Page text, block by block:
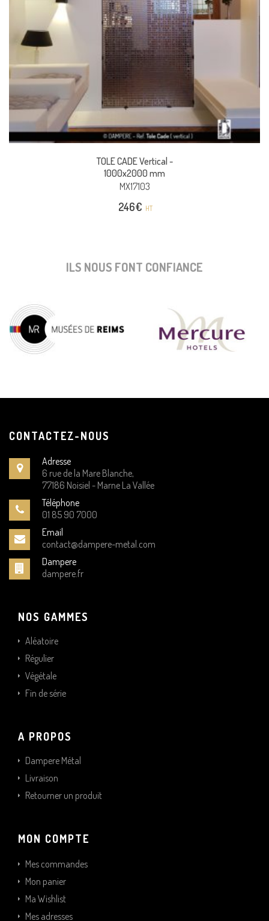
TOLE CADE Vertical -
1000x2000 mm
MX17103
246€ HT
ILS NOUS FONT CONFIANCE
CONTACTEZ-NOUS
Adresse
6 rue de la Mare Blanche,
77186 Noisiel - Marne La Vallée
Téléphone
01 85 90 7000
Email
contact@dampere-metal.com
Dampere
dampere.fr
NOS GAMMES
Aléatoire
Régulier
Végétale
Fin de série
A PROPOS
Dampere Métal
Livraison
Retourner un produit
MON COMPTE
Mes commandes
Mon panier
Ma Wishlist
Mes adresses